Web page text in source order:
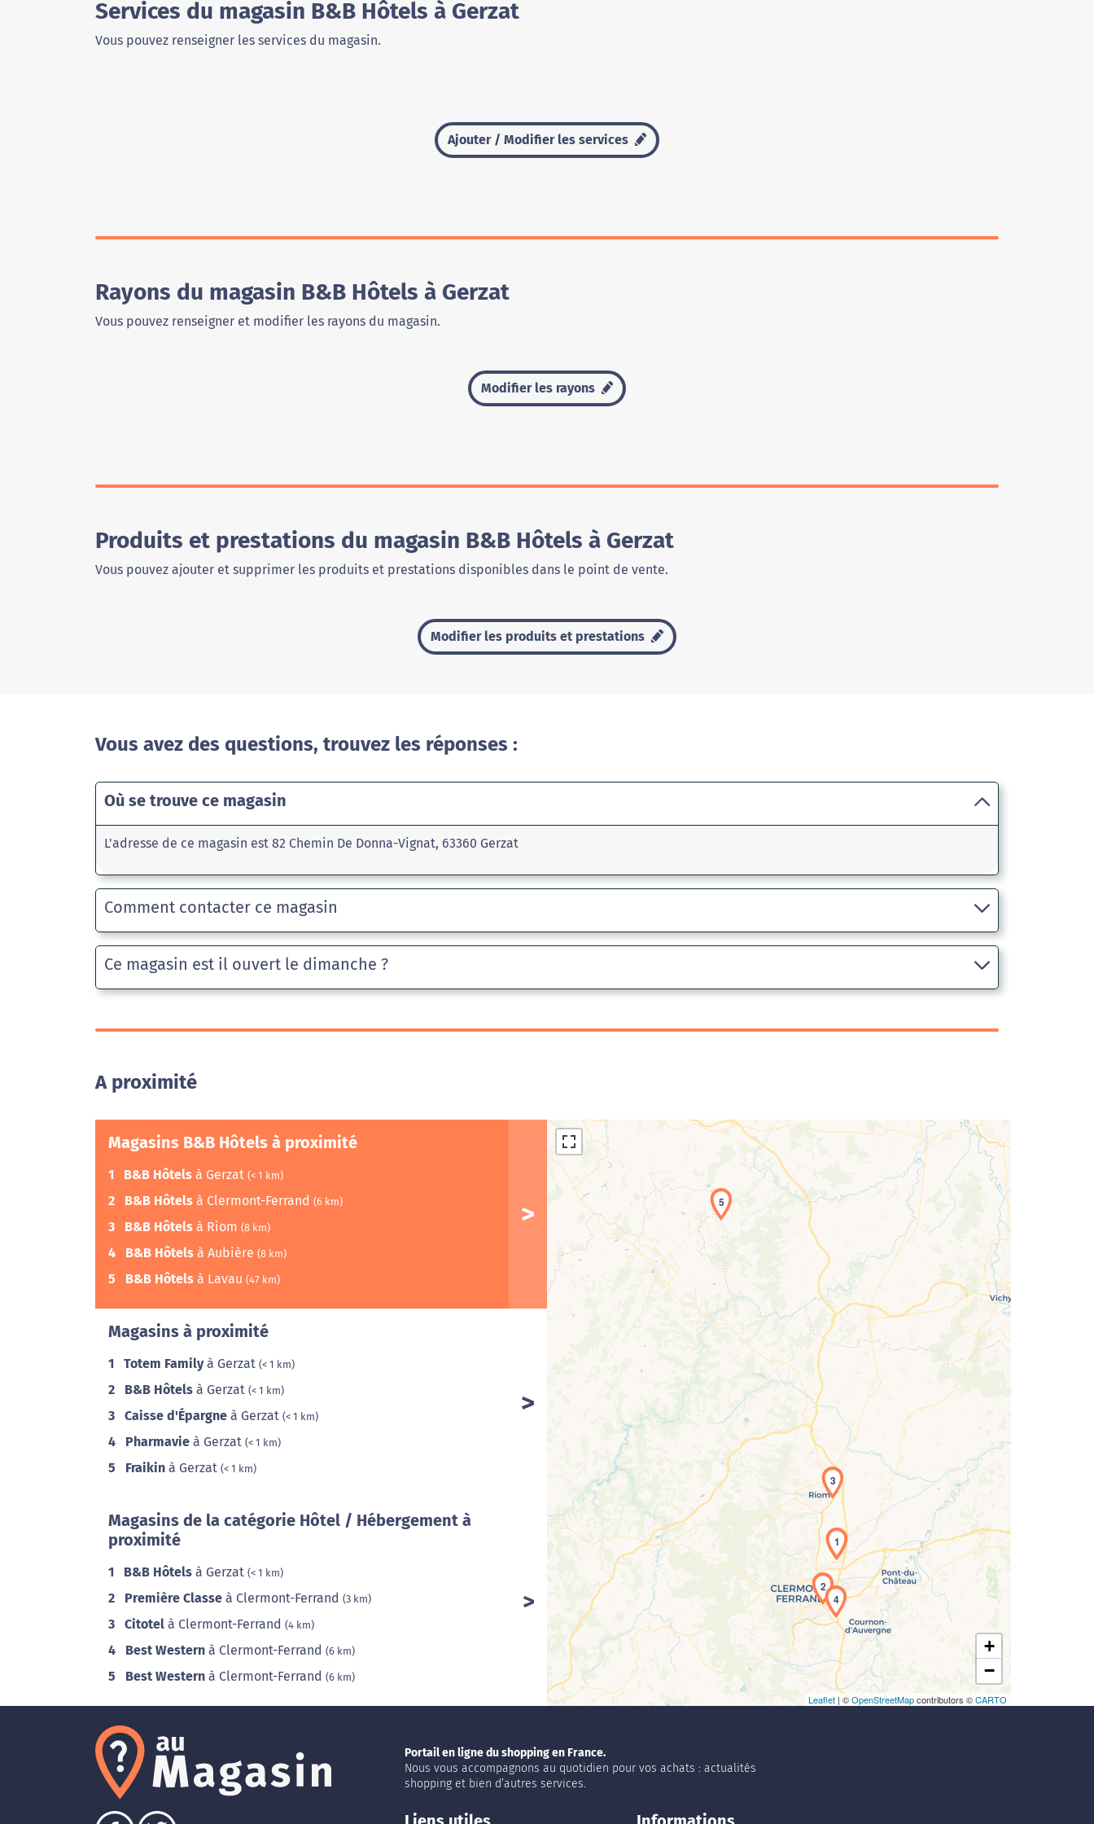
Services du magasin B&B Hôtels à Gerzat
Vous pouvez renseigner les services du magasin.
Ajouter / Modifier les services
Rayons du magasin B&B Hôtels à Gerzat
Vous pouvez renseigner et modifier les rayons du magasin.
Modifier les rayons
Produits et prestations du magasin B&B Hôtels à Gerzat
Vous pouvez ajouter et supprimer les produits et prestations disponibles dans le point de vente.
Modifier les produits et prestations
Vous avez des questions, trouvez les réponses :
Où se trouve ce magasin
L'adresse de ce magasin est 82 Chemin De Donna-Vignat, 63360 Gerzat
Comment contacter ce magasin
Ce magasin est il ouvert le dimanche ?
A proximité
Magasins B&B Hôtels à proximité
1 B&B Hôtels à Gerzat (< 1 km)
2 B&B Hôtels à Clermont-Ferrand (6 km)
3 B&B Hôtels à Riom (8 km)
4 B&B Hôtels à Aubière (8 km)
5 B&B Hôtels à Lavau (47 km)
Magasins à proximité
1 Totem Familyà Gerzat (< 1 km)
2 B&B Hôtels à Gerzat (< 1 km)
3 Caisse d'Épargne à Gerzat (< 1 km)
4 Pharmavie à Gerzat (< 1 km)
5 Fraikin à Gerzat (< 1 km)
Magasins de la catégorie Hôtel / Hébergement à
proximité
1 B&B Hôtels à Gerzat (< 1 km)
2 Première Classe à Clermont-Ferrand (3 km)
3 Citotel à Clermont-Ferrand (4 km)
4 Best Western à Clermont-Ferrand (6 km)
5 Best Western à Clermont-Ferrand (6 km)
Chargement de la carte en cours...
1
2
3
4
5
+
−
Leaflet | ©OpenStreetMapcontributors ©CARTO
Portail en ligne du shopping en France.
Nous vous accompagnons au quotidien pour vos achats : actualités
shopping et bien d’autres services.